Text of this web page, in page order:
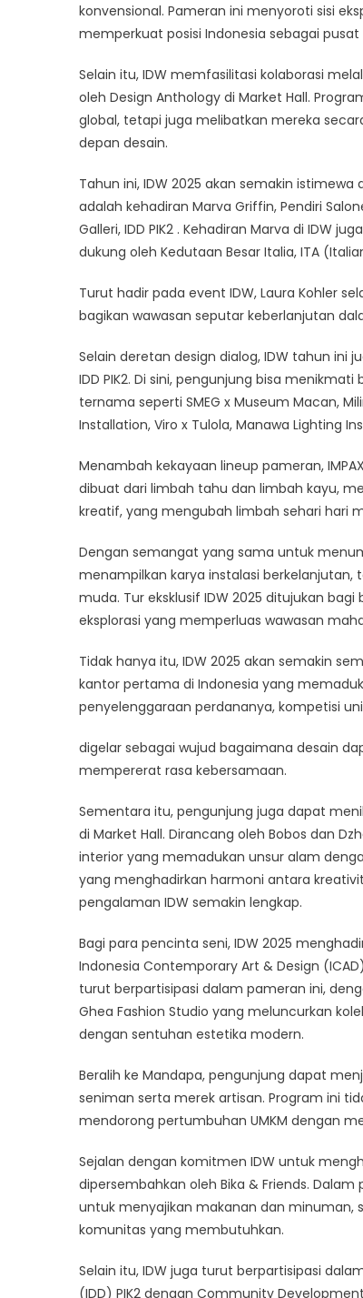
konvensional. Pameran ini menyoroti sisi
memperkuat posisi Indonesia sebagai
Selain itu, IDW memfasilitasi kolaborasi
oleh Design Anthology di Market Hall.
global, tetapi juga melibatkan mereka
depan desain.
Tahun ini, IDW 2025 akan semakin
adalah kehadiran Marva Griffin, Pendiri
Galleri, IDD PIK2 . Kehadiran Marva di IDW
dukung oleh Kedutaan Besar Italia, ITA
Turut hadir pada event IDW, Laura Kohler
bagikan wawasan seputar keberlanjutan
Selain deretan design dialog, IDW tahun ini
IDD PIK2. Di sini, pengunjung bisa
ternama seperti SMEG x Museum Macan,
Installation, Viro x Tulola, Manawa Lighting
Menambah kekayaan lineup pameran,
dibuat dari limbah tahu dan limbah kayu,
kreatif, yang mengubah limbah sehari hari
Dengan semangat yang sama untuk
menampilkan karya instalasi
muda. Tur eksklusif IDW 2025 ditujukan
eksplorasi yang memperluas wawasan
Tidak hanya itu, IDW 2025 akan semakin
kantor pertama di Indonesia yang
penyelenggaraan perdananya, kompetisi
digelar sebagai wujud bagaimana desain
mempererat rasa kebersamaan.
Sementara itu, pengunjung juga dapat
di Market Hall. Dirancang oleh Bobos dan
interior yang memadukan unsur alam
yang menghadirkan harmoni antara
pengalaman IDW semakin lengkap.
Bagi para pencinta seni, IDW 2025
Indonesia Contemporary Art & Design
turut berpartisipasi dalam pameran ini,
Ghea Fashion Studio yang meluncurkan
dengan sentuhan estetika modern.
Beralih ke Mandapa, pengunjung dapat
seniman serta merek artisan. Program ini
mendorong pertumbuhan UMKM dengan
Sejalan dengan komitmen IDW untuk
dipersembahkan oleh Bika & Friends.
untuk menyajikan makanan dan minuman,
komunitas yang membutuhkan.
Selain itu, IDW juga turut berpartisipasi
(IDD) PIK2 dengan Community